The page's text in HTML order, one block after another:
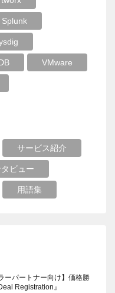
Splunk
VMware
サービス紹介
ビュー
用語集
ーパートナー向け】価格勝
Registration』